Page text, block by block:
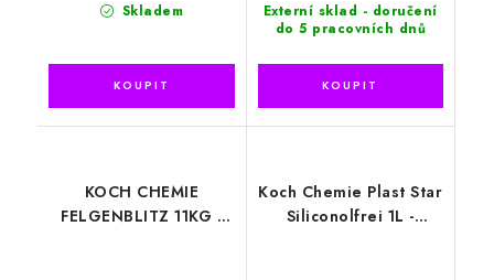
Skladem
Externí sklad - doručení
do 5 pracovních dnů
KOCH CHEMIE
FELGENBLITZ 11KG -
Koch Chemie Plast Star
Siliconolfrei 1L -